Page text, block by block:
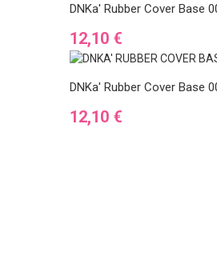
DNKa' Rubber Cover Base
Ár
12,10 €
DNKa' Rubber Cover Base
Ár
12,10 €